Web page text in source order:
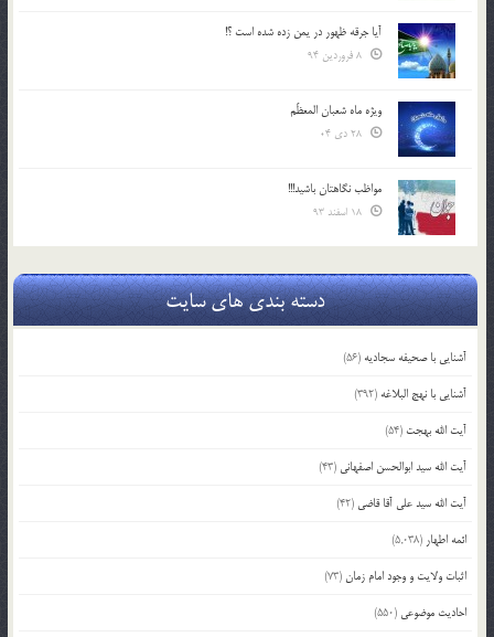
آیا جرقه ظهور در یمن زده شده است ؟!
ویژه ماه شعبان المعظّم
مواظب نگاهتان باشید!!!
دسته بندی های سایت
آشنایی با صحیفه سجادیه (56)
آشنایی با نهج البلاغه (392)
آیت الله بهجت (54)
آیت الله سید ابوالحسن اصفهانی (43)
آیت الله سید علی آقا قاضی (42)
ائمه اطهار (5,038)
اثبات ولایت و وجود امام زمان(73)
احادیث موضوعی (550)